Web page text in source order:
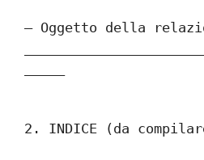
– Oggetto della
2. INDICE (da